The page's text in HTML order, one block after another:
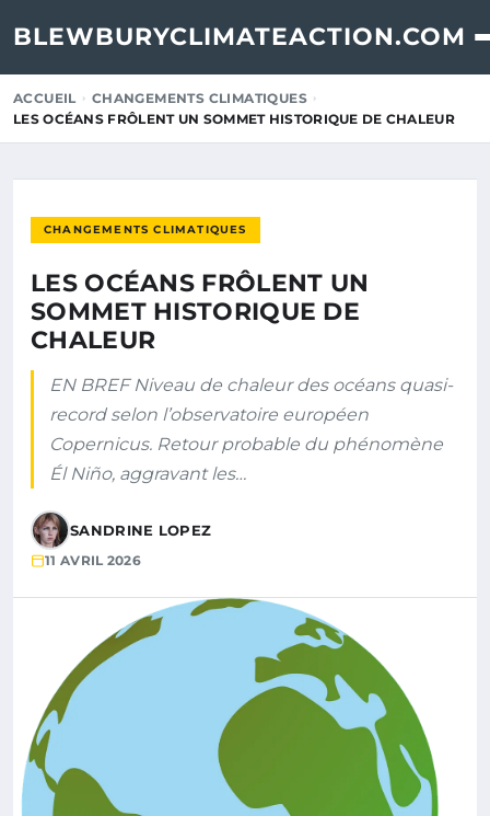
BLEWBURYCLIMATEACTION.COM
ACCUEIL
CHANGEMENTS CLIMATIQUES
LES OCÉANS FRÔLENT UN SOMMET HISTORIQUE DE CHALEUR
CHANGEMENTS CLIMATIQUES
LES OCÉANS FRÔLENT UN
SOMMET HISTORIQUE DE
CHALEUR
EN BREF Niveau de chaleur des océans quasi-
record selon l’observatoire européen
Copernicus. Retour probable du phénomène
Él Niño, aggravant les…
SANDRINE LOPEZ
11 AVRIL 2026